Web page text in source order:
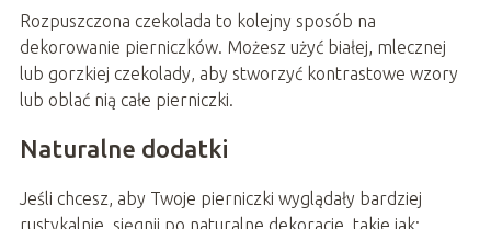
Rozpuszczona czekolada to kolejny sposób na
dekorowanie pierniczków. Możesz użyć białej, mlecznej
lub gorzkiej czekolady, aby stworzyć kontrastowe wzory
lub oblać nią całe pierniczki.
Naturalne dodatki
Jeśli chcesz, aby Twoje pierniczki wyglądały bardziej
rustykalnie, sięgnij po naturalne dekoracje, takie jak: